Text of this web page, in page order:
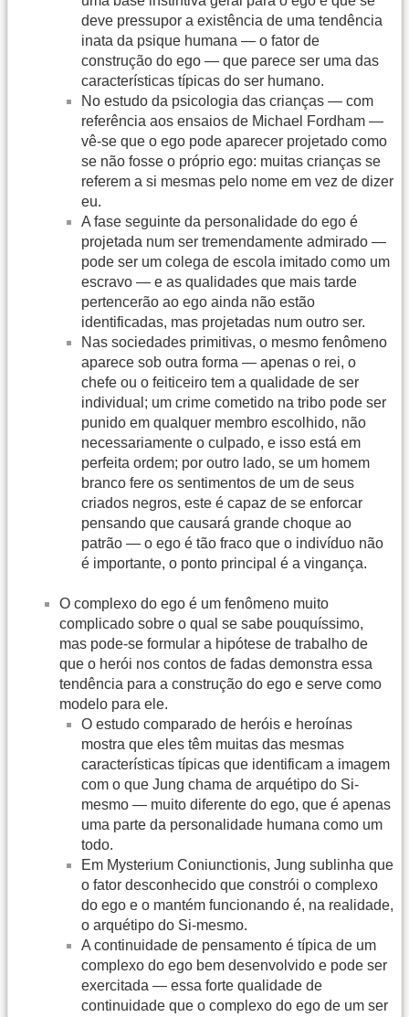
deve pressupor a existência de uma tendência
inata da psique humana — o fator de
construção do ego — que parece ser uma das
características típicas do ser humano.
No estudo da psicologia das crianças — com
referência aos ensaios de Michael Fordham —
vê-se que o ego pode aparecer projetado como
se não fosse o próprio ego: muitas crianças se
referem a si mesmas pelo nome em vez de dizer
eu.
A fase seguinte da personalidade do ego é
projetada num ser tremendamente admirado —
pode ser um colega de escola imitado como um
escravo — e as qualidades que mais tarde
pertencerão ao ego ainda não estão
identificadas, mas projetadas num outro ser.
Nas sociedades primitivas, o mesmo fenômeno
aparece sob outra forma — apenas o rei, o
chefe ou o feiticeiro tem a qualidade de ser
individual; um crime cometido na tribo pode ser
punido em qualquer membro escolhido, não
necessariamente o culpado, e isso está em
perfeita ordem; por outro lado, se um homem
branco fere os sentimentos de um de seus
criados negros, este é capaz de se enforcar
pensando que causará grande choque ao
patrão — o ego é tão fraco que o indivíduo não
é importante, o ponto principal é a vingança.
O complexo do ego é um fenômeno muito
complicado sobre o qual se sabe pouquíssimo,
mas pode-se formular a hipótese de trabalho de
que o herói nos contos de fadas demonstra essa
tendência para a construção do ego e serve como
modelo para ele.
O estudo comparado de heróis e heroínas
mostra que eles têm muitas das mesmas
características típicas que identificam a imagem
com o que Jung chama de arquétipo do Si-
mesmo — muito diferente do ego, que é apenas
uma parte da personalidade humana como um
todo.
Em Mysterium Coniunctionis, Jung sublinha que
o fator desconhecido que constrói o complexo
do ego e o mantém funcionando é, na realidade,
o arquétipo do Si-mesmo.
A continuidade de pensamento é típica de um
complexo do ego bem desenvolvido e pode ser
exercitada — essa forte qualidade de
continuidade que o complexo do ego de um ser